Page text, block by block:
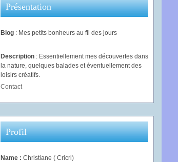
Présentation
Blog : Mes petits bonheurs au fil des jours
Description : Essentiellement mes découvertes dans
la nature, quelques balades et éventuellement des
loisirs créatifs.
Contact
Profil
Name : Christiane ( Cricri)